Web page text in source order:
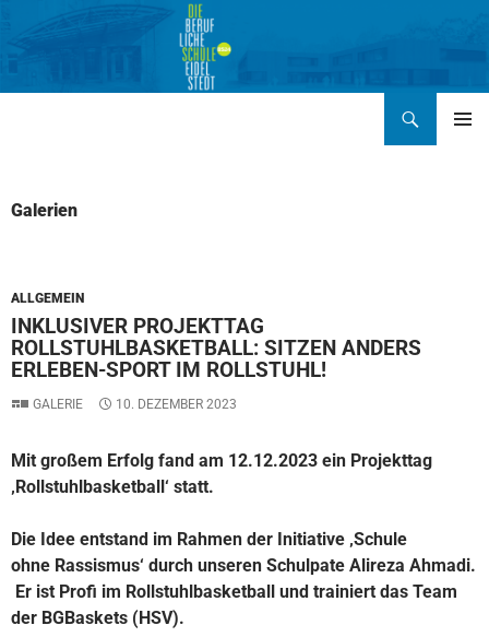
Galerien
ALLGEMEIN
INKLUSIVER PROJEKTTAG
ROLLSTUHLBASKETBALL: SITZEN ANDERS
ERLEBEN-SPORT IM ROLLSTUHL!
GALERIE 10. DEZEMBER 2023
Mit großem Erfolg fand am 12.12.2023 ein Projekttag
‚Rollstuhlbasketball‘ statt.
Die Idee entstand im Rahmen der Initiative ‚Schule
ohne Rassismus‘ durch unseren Schulpate Alireza Ahmadi.
Er ist Profi im Rollstuhlbasketball und trainiert das Team
der BGBaskets (HSV).